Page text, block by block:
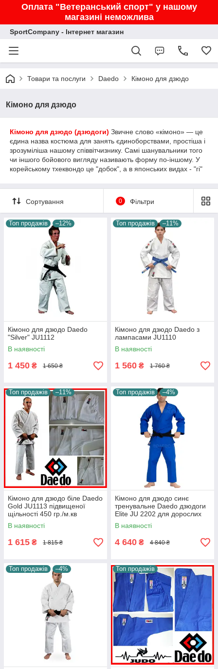
Оплата "Ветеранський спорт" у нашому
магазині неможлива
SportCompany - Інтернет магазин
Товари та послуги Daedo Кімоно для дзюдо
Кімоно для дзюдо
Кімоно для дзюдо (дзюдоги) Звичне слово «кімоно» — це
єдина назва костюма для занять єдиноборствами, простіша і
зрозуміліша нашому співвітчизнику. Самі шанувальники того
чи іншого бойового вигляду називають форму по-іншому. У
корейському тхеквондо це "добок", а в японських видах - "гі"
Сортування 0 Фільтри
Топ продажів –12%
Кімоно для дзюдо Daedo
"Silver" JU1112
В наявності
1 450 ₴ 1 650 ₴
Топ продажів –11%
Кімоно для дзюдо Daedo з
лампасами JU1110
В наявності
1 560 ₴ 1 760 ₴
Топ продажів –11%
Кімоно для дзюдо біле Daedo
Gold JU1113 підвищеної
щільності 450 гр./м.кв
тренувальний та змагань
костюм
В наявності
1 615 ₴ 1 815 ₴
Топ продажів –4%
Кімоно для дзюдо синє
тренувальне Daedo дзюдоги
Elite JU 2202 для дорослих
В наявності
4 640 ₴ 4 840 ₴
Топ продажів –4% Топ продажів